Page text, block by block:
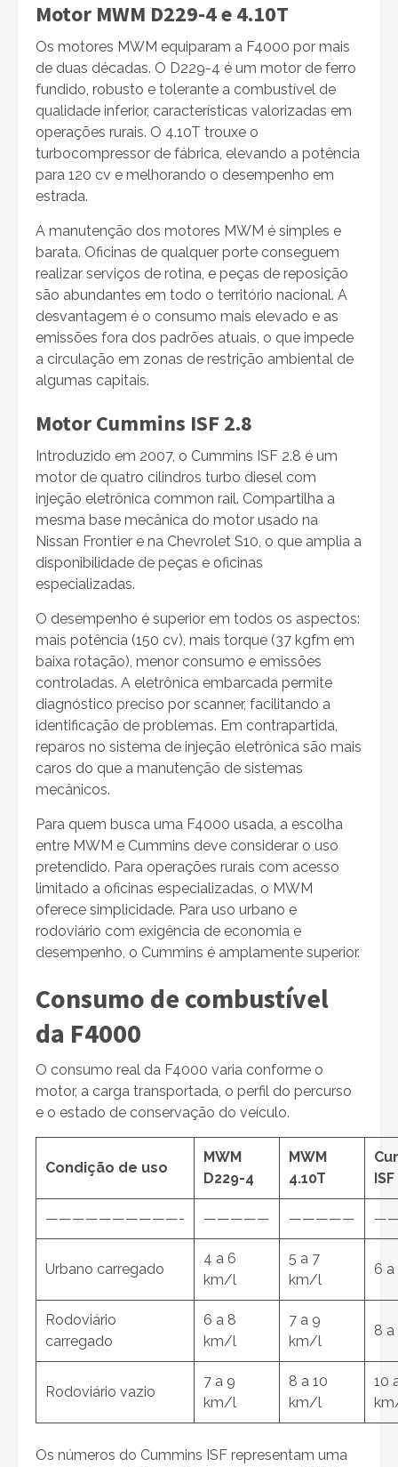
Motor MWM D229-4 e 4.10T
Os motores MWM equiparam a F4000 por mais
de duas décadas. O D229-4 é um motor de ferro
fundido, robusto e tolerante a combustível de
qualidade inferior, características valorizadas em
operações rurais. O 4.10T trouxe o
turbocompressor de fábrica, elevando a potência
para 120 cv e melhorando o desempenho em
estrada.
A manutenção dos motores MWM é simples e
barata. Oficinas de qualquer porte conseguem
realizar serviços de rotina, e peças de reposição
são abundantes em todo o território nacional. A
desvantagem é o consumo mais elevado e as
emissões fora dos padrões atuais, o que impede
a circulação em zonas de restrição ambiental de
algumas capitais.
Motor Cummins ISF 2.8
Introduzido em 2007, o Cummins ISF 2.8 é um
motor de quatro cilindros turbo diesel com
injeção eletrônica common rail. Compartilha a
mesma base mecânica do motor usado na
Nissan Frontier e na Chevrolet S10, o que amplia a
disponibilidade de peças e oficinas
especializadas.
O desempenho é superior em todos os aspectos:
mais potência (150 cv), mais torque (37 kgfm em
baixa rotação), menor consumo e emissões
controladas. A eletrônica embarcada permite
diagnóstico preciso por scanner, facilitando a
identificação de problemas. Em contrapartida,
reparos no sistema de injeção eletrônica são mais
caros do que a manutenção de sistemas
mecânicos.
Para quem busca uma F4000 usada, a escolha
entre MWM e Cummins deve considerar o uso
pretendido. Para operações rurais com acesso
limitado a oficinas especializadas, o MWM
oferece simplicidade. Para uso urbano e
rodoviário com exigência de economia e
desempenho, o Cummins é amplamente superior.
Consumo de combustível
da F4000
O consumo real da F4000 varia conforme o
motor, a carga transportada, o perfil do percurso
e o estado de conservação do veículo.
Condição de uso
MWM
D229-4
MWM
4.10T
——————————- ————— —————
Urbano carregado
4 a 6
km/l
5 a 7
km/l
6
Rodoviário
carregado
6 a 8
km/l
7 a 9
km/l
8
Rodoviário vazio
7 a 9
km/l
8 a 10
km/l
10
Os números do Cummins ISF representam uma